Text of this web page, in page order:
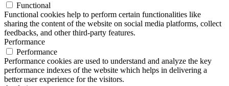
Functional
Functional cookies help to perform certain functionalities like
sharing the content of the website on social media platforms, collect
feedbacks, and other third-party features.
Performance
Performance
Performance cookies are used to understand and analyze the key
performance indexes of the website which helps in delivering a
better user experience for the visitors.